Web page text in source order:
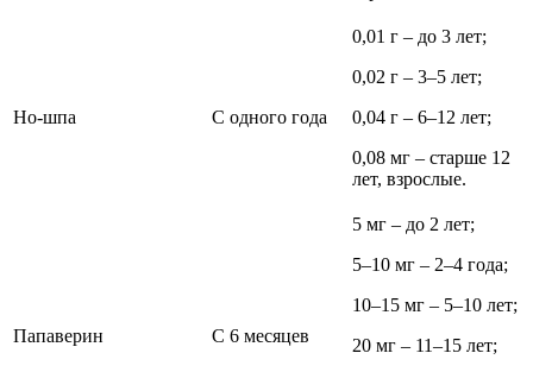
Но-шпа С одного года
0,01 г – до 3 лет;
0,02 г – 3–5 лет;
0,04 г – 6–12 лет;
0,08 мг – старше 12
лет, взрослые.
Папаверин С 6 месяцев
5 мг – до 2 лет;
5–10 мг – 2–4 года;
10–15 мг – 5–10 лет;
20 мг – 11–15 лет;